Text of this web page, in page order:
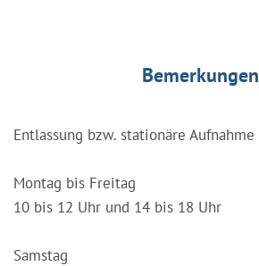
Bemerkungen
Entlassung bzw. stationäre Aufnahme
Montag bis Freitag
10 bis 12 Uhr und 14 bis 18 Uhr
Samstag